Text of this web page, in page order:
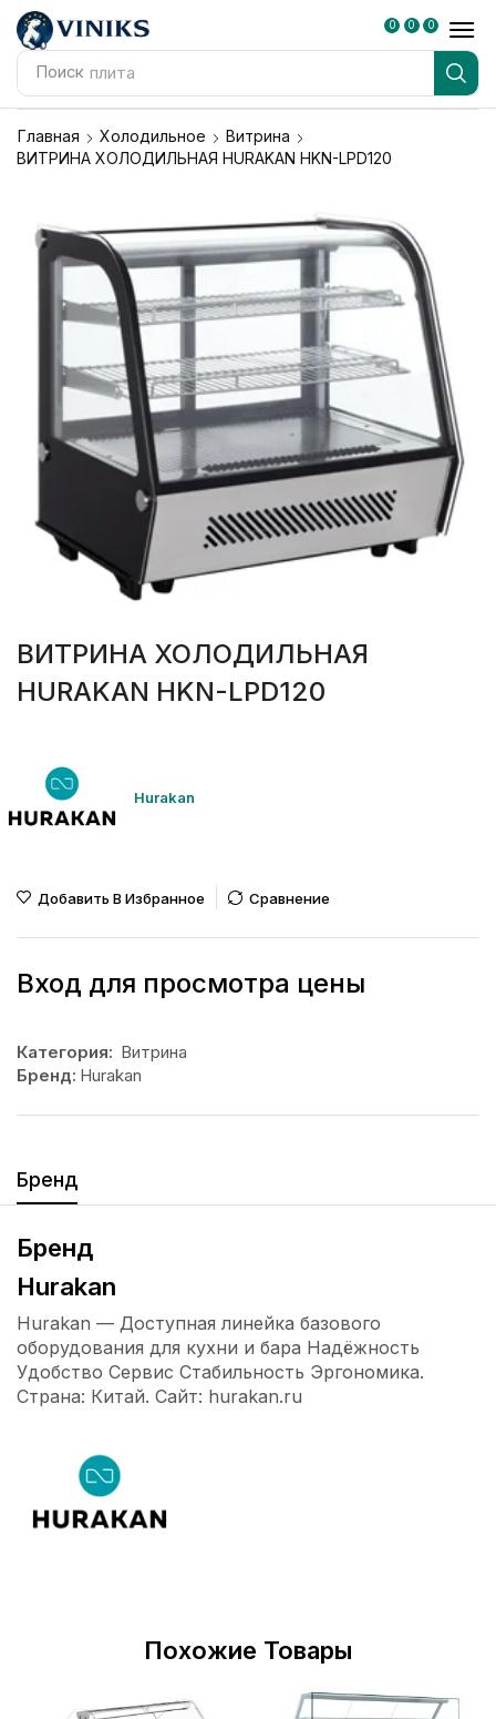
Поиск плита
0 0 0
Главная Холодильное
Витрина
ВИТРИНА ХОЛОДИЛЬНАЯ HURAKAN HKN-LPD120
ВИТРИНА ХОЛОДИЛЬНАЯ
HURAKAN HKN-LPD120
Hurakan
Добавить В Избранное Сравнение
Вход для просмотра цены
Категория: Витрина
Бренд: Hurakan
Бренд
Бренд
Hurakan
Hurakan — Доступная линейка базового
оборудования для кухни и бара Надёжность
Удобство Сервис Стабильность Эргономика.
Страна: Китай. Сайт: hurakan.ru
Похожие Товары